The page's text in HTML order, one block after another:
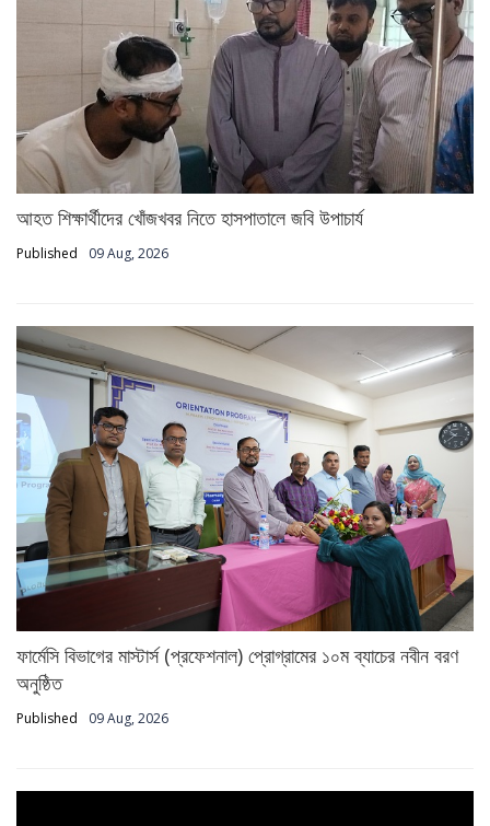
আহত শিক্ষার্থীদের খোঁজখবর নিতে হাসপাতালে জবি উপাচার্য
Published 09 Aug, 2026
ফার্মেসি বিভাগের মাস্টার্স (প্রফেশনাল) প্রোগ্রামের ১০ম ব্যাচের নবীন বরণ
অনুষ্ঠিত
Published 09 Aug, 2026